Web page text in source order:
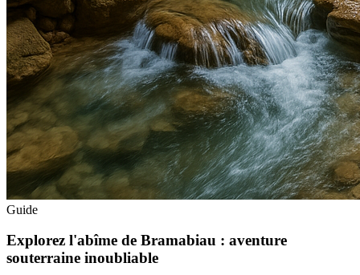
Guide
Explorez l'abîme de Bramabiau : aventure
souterraine inoubliable